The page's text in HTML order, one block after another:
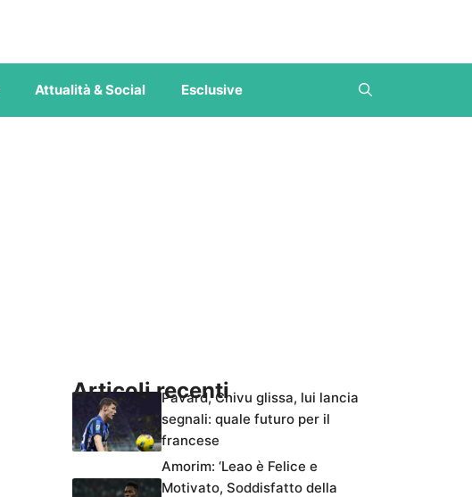
Attualità & Social Esclusive
Articoli recentiPavard, Chivu glissa, lui lancia
segnali: quale futuro per il
francese
Amorim: ‘Leao è Felice e
Motivato, Soddisfatto della